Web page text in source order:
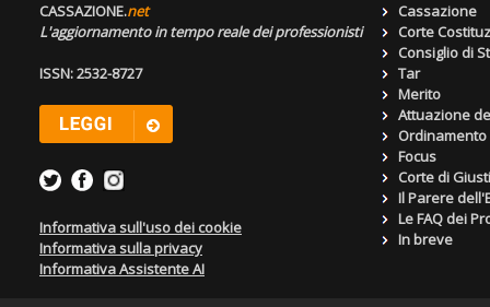
CASSAZIONE.net
L'aggiornamento in tempo reale dei professionisti
ISSN: 2532-8727
Informativa sull'uso dei cookie
Informativa sulla privacy
Informativa Assistente AI
Cassazione
Corte
Consiglio di
Tar
Merito
Attuazione
Focus
Corte di
Il Parere
Le FAQ dei
In breve